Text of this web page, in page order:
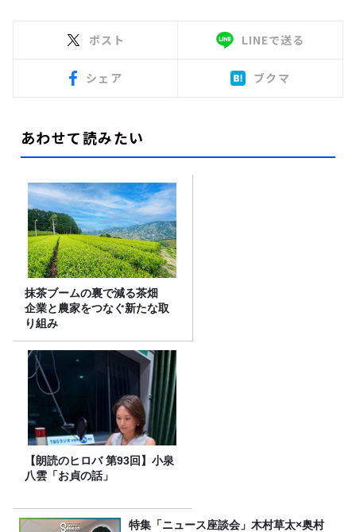
ポスト LINEで送る
シェア ブクマ
あわせて読みたい
抹茶ブームの裏で減る茶畑
企業と農家をつなぐ新たな取
り組み
【朗読のヒロバ 第93回】小泉
八雲「お貞の話」
特集「ニュース座談会」木村草太×奥村